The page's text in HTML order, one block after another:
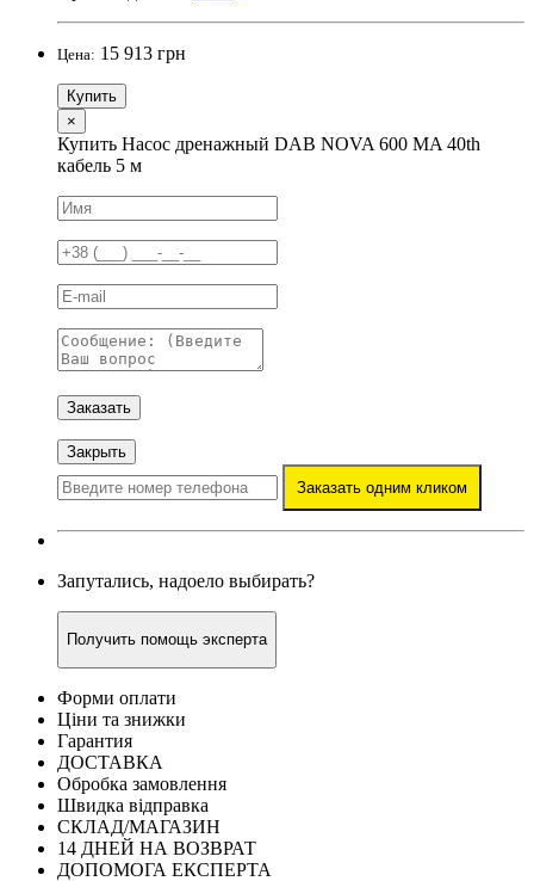
Цена: 15 913 грн
Купить
×
Купить Насос дренажный DAB NOVA 600 MA 40th
кабель 5 м
Заказать
Закрыть
Заказать одним кликом
Запутались, надоело выбирать?
Получить помощь эксперта
Форми оплати
Ціни та знижки
Гарантия
ДОСТАВКА
Обробка замовлення
Швидка відправка
СКЛАД/МАГАЗИН
14 ДНЕЙ НА ВОЗВРАТ
ДОПОМОГА ЕКСПЕРТА